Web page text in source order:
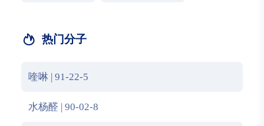
热门分子
喹啉 | 91-22-5
水杨醛 | 90-02-8